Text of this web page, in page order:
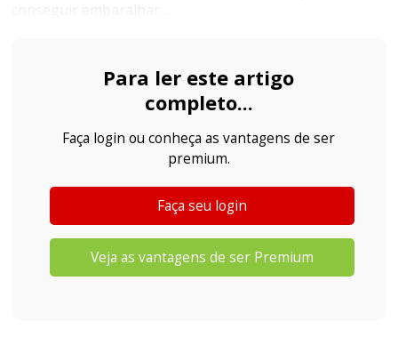
Para ler este artigo
completo...
Faça login ou conheça as vantagens de ser
premium.
Faça seu login
Veja as vantagens de ser Premium